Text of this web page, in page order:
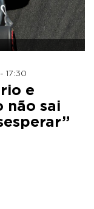
17:30
e
não sai